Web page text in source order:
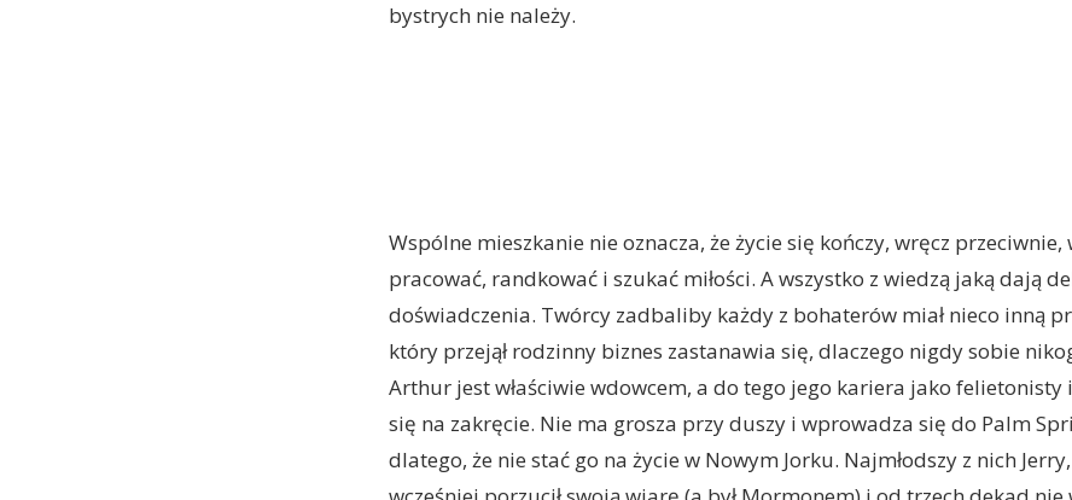
bystrych nie należy.
Wspólne mieszkanie nie oznacza, że życie się kończy, wręcz przeciwnie,
pracować, randkować i szukać miłości. A wszystko z wiedzą jaką dają
doświadczenia. Twórcy zadbaliby każdy z bohaterów miał nieco inną
który przejął rodzinny biznes zastanawia się, dlaczego nigdy sobie
Arthur jest właściwie wdowcem, a do tego jego kariera jako felietonisty
się na zakręcie. Nie ma grosza przy duszy i wprowadza się do Palm
dlatego, że nie stać go na życie w Nowym Jorku. Najmłodszy z nich